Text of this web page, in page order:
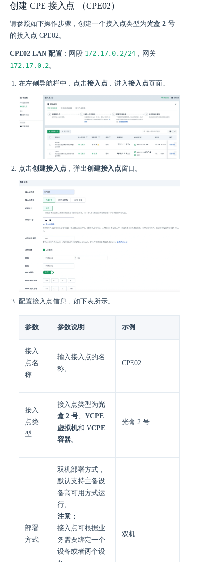
创建 CPE 接入点 （CPE02）
请参照如下操作步骤，创建一个接入点类型为光盒 2 号
的接入点 CPE02。
CPE02 LAN 配置 ：网段 172.17.0.2/24 ，网关
172.17.0.2 。
在左侧导航栏中，点击接入点 ，进入 接入点页面。
点击创建接入点 ，弹出创建接入点窗口。
配置接入点信息，如下表所示。
参数 参数说明 示例
接入
点名
称
输入接入点的名
称。
CPE02
接入
点类
型
接入点类型为光
盒 2 号、 VCPE
虚拟机和 VCPE
容器。
光盒 2 号
部署
方式
双机部署方式，
默认支持主备设
备高可用方式运
行。
注意：
接入点可根据业
务需要绑定一个
设备或者两个设
双机